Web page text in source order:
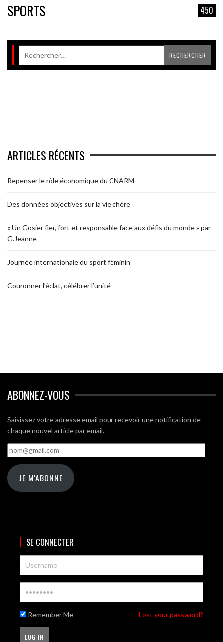
SPORTS 450
ARTICLES RÉCENTS
Repenser le rôle économique du CNARM
Des données objectives sur la vie chère
« Un Gosier fier, fort et responsable face aux défis du monde » par
G.Jeanne
Journée internationale du sport féminin
Couronner l’éclat, célébrer l’unité
ABONNEZ-VOUS
Saisissez votre adresse email pour recevoir une notification de
chaque nouvel article par email.
nom@gmail.com
JE M'ABONNE
SE CONNECTER
Remember Me Lost your password?